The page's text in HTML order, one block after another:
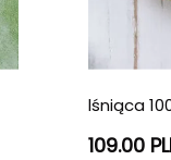
lśniąca
109.00